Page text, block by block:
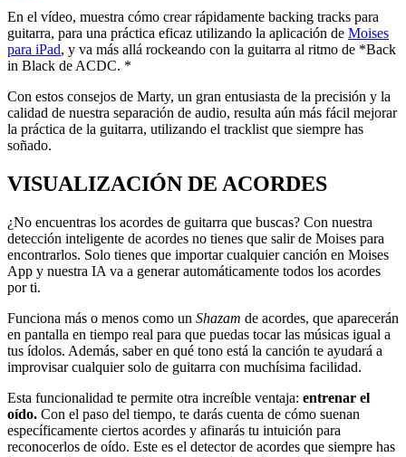
En el vídeo, muestra cómo crear rápidamente backing tracks para
guitarra, para una práctica eficaz utilizando la aplicación de Moises
para iPad, y va más allá rockeando con la guitarra al ritmo de *Back
in Black de ACDC. *
Con estos consejos de Marty, un gran entusiasta de la precisión y la
calidad de nuestra separación de audio, resulta aún más fácil mejorar
la práctica de la guitarra, utilizando el tracklist que siempre has
soñado.
VISUALIZACIÓN DE ACORDES
¿No encuentras los acordes de guitarra que buscas? Con nuestra
detección inteligente de acordes no tienes que salir de Moises para
encontrarlos. Solo tienes que importar cualquier canción en Moises
App y nuestra IA va a generar automáticamente todos los acordes
por ti.
Funciona más o menos como un Shazam de acordes, que aparecerán
en pantalla en tiempo real para que puedas tocar las músicas igual a
tus ídolos. Además, saber en qué tono está la canción te ayudará a
improvisar cualquier solo de guitarra con muchísima facilidad.
Esta funcionalidad te permite otra increíble ventaja: entrenar el
oído. Con el paso del tiempo, te darás cuenta de cómo suenan
específicamente ciertos acordes y afinarás tu intuición para
reconocerlos de oído. Este es el detector de acordes que siempre has